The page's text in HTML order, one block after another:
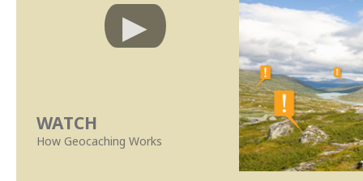
WATCH
How Geocaching Works